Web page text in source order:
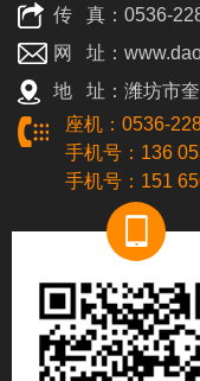
传 真：0536-
网 址：
地 址：潍坊市
座机：0536-
手机号：136
手机号：151